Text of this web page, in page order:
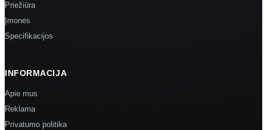
Priežiūra
Įmonės
Specifikacijos
INFORMACIJA
Apie mus
Reklama
Privatumo politika